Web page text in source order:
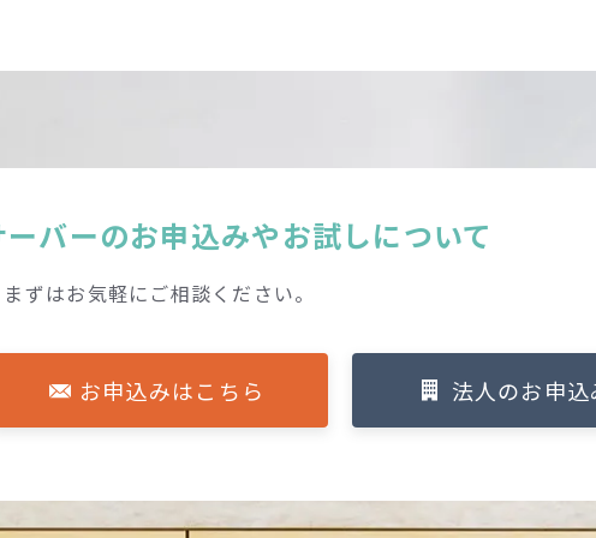
バーのお申込みやお試しについて
まずはお気軽にご相談ください。
お申込みはこちら 法人のお申込